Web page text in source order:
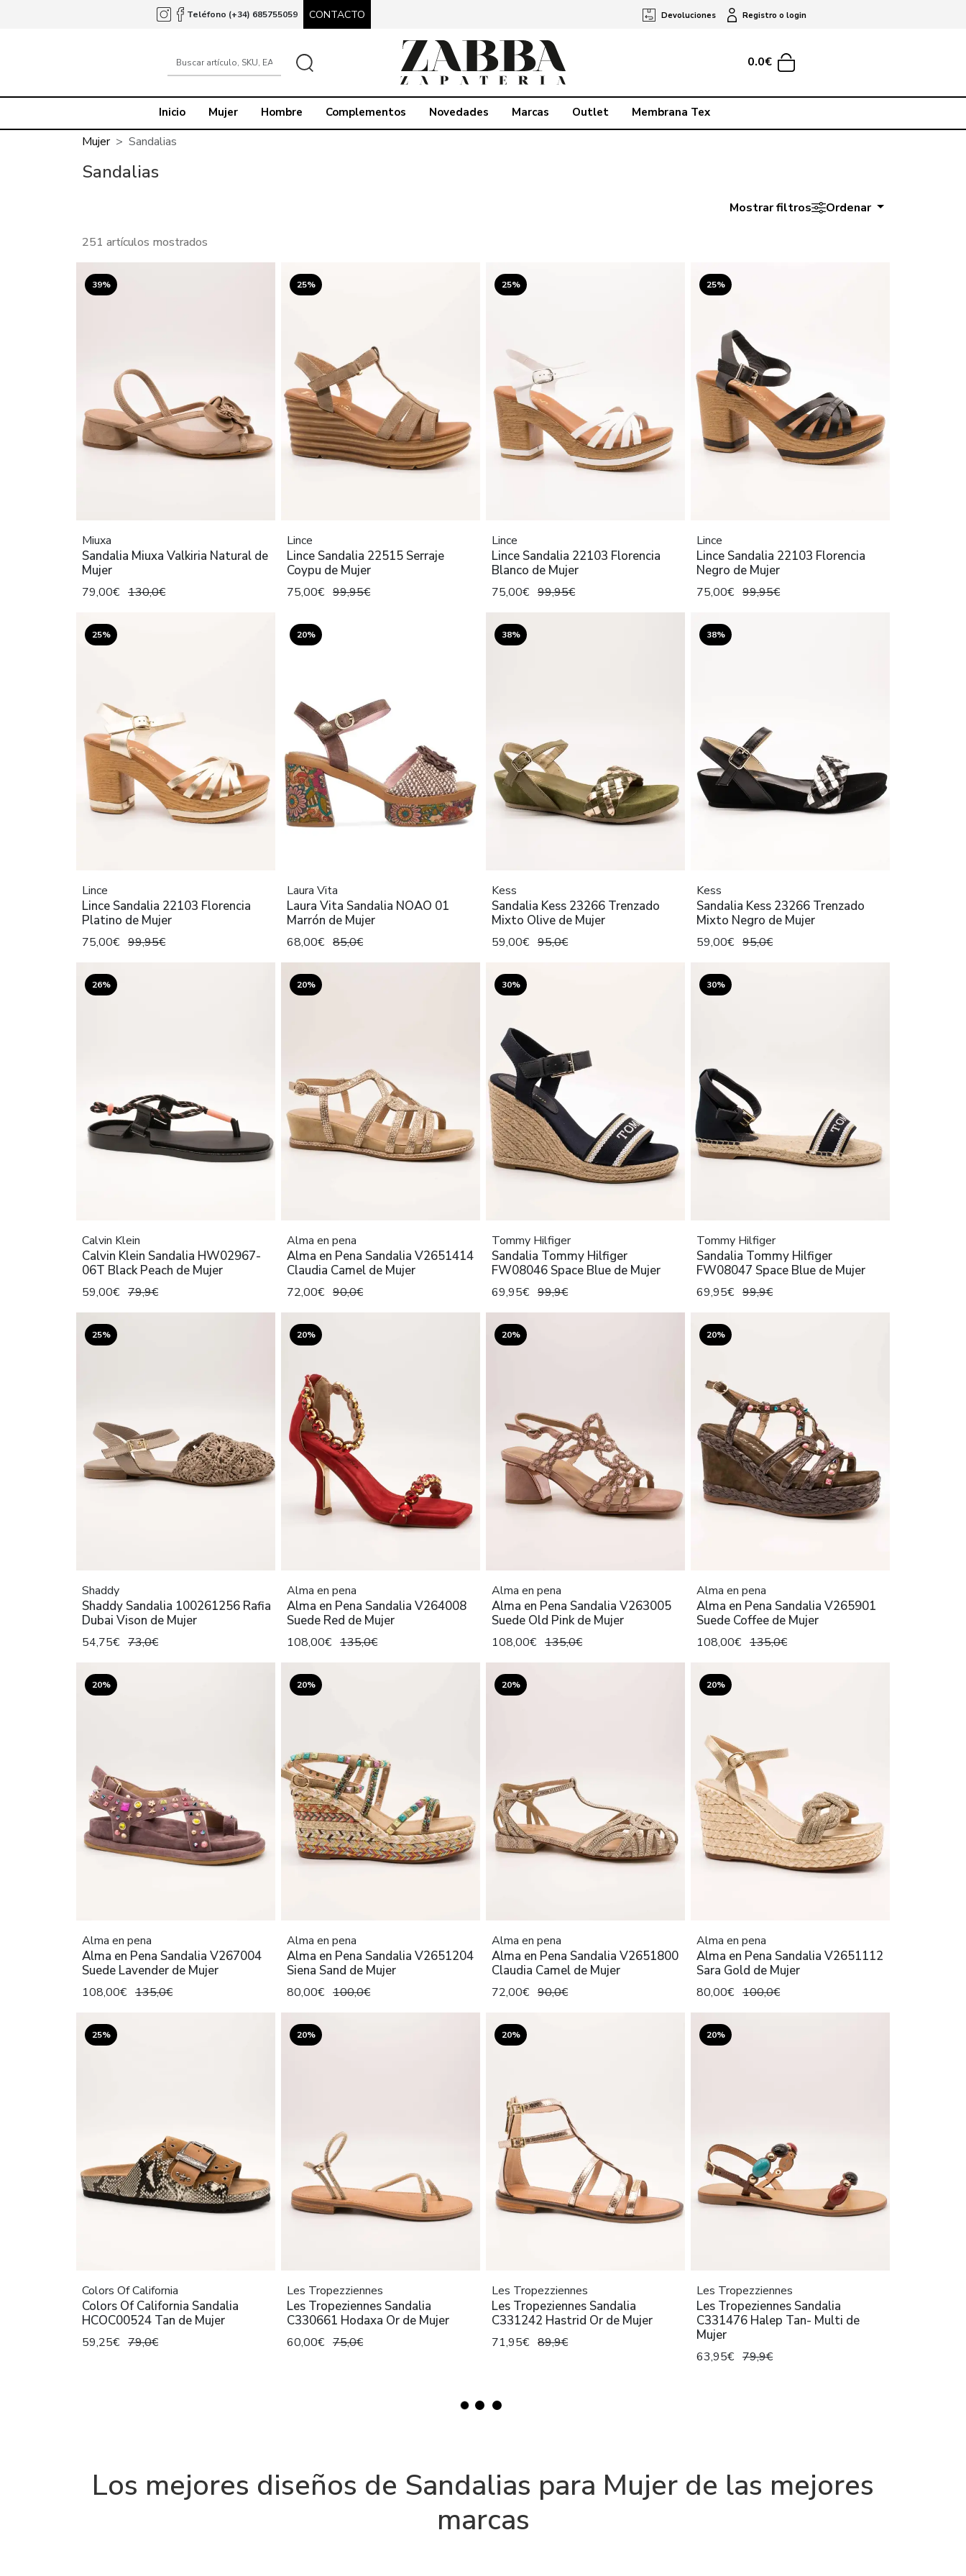
Teléfono (+34) 685755059 CONTACTO Devoluciones Registro o login
0.0€
Inicio Mujer Hombre Complementos Novedades Marcas Outlet Membrana Tex
Mujer Sandalias
Sandalias
Mostrar filtros Ordenar
251 artículos mostrados
39%
Miuxa
Sandalia Miuxa Valkiria Natural de
Mujer
79,00€ 130,0€
25%
Lince
Lince Sandalia 22515 Serraje
Coypu de Mujer
75,00€ 99,95€
25%
Lince
Lince Sandalia 22103 Florencia
Blanco de Mujer
75,00€ 99,95€
25%
Lince
Lince Sandalia 22103 Florencia
Negro de Mujer
75,00€ 99,95€
25%
Lince
Lince Sandalia 22103 Florencia
Platino de Mujer
75,00€ 99,95€
20%
Laura Vita
Laura Vita Sandalia NOAO 01
Marrón de Mujer
68,00€ 85,0€
38%
Kess
Sandalia Kess 23266 Trenzado
Mixto Olive de Mujer
59,00€ 95,0€
38%
Kess
Sandalia Kess 23266 Trenzado
Mixto Negro de Mujer
59,00€ 95,0€
26%
Calvin Klein
Calvin Klein Sandalia HW02967-
06T Black Peach de Mujer
59,00€ 79,9€
20%
Alma en pena
Alma en Pena Sandalia V2651414
Claudia Camel de Mujer
72,00€ 90,0€
30%
Tommy Hilfiger
Sandalia Tommy Hilfiger
FW08046 Space Blue de Mujer
69,95€ 99,9€
30%
Tommy Hilfiger
Sandalia Tommy Hilfiger
FW08047 Space Blue de Mujer
69,95€ 99,9€
25%
Shaddy
Shaddy Sandalia 100261256 Rafia
Dubai Vison de Mujer
54,75€ 73,0€
20%
Alma en pena
Alma en Pena Sandalia V264008
Suede Red de Mujer
108,00€ 135,0€
20%
Alma en pena
Alma en Pena Sandalia V263005
Suede Old Pink de Mujer
108,00€ 135,0€
20%
Alma en pena
Alma en Pena Sandalia V265901
Suede Coffee de Mujer
108,00€ 135,0€
20%
Alma en pena
Alma en Pena Sandalia V267004
Suede Lavender de Mujer
108,00€ 135,0€
20%
Alma en pena
Alma en Pena Sandalia V2651204
Siena Sand de Mujer
80,00€ 100,0€
20%
Alma en pena
Alma en Pena Sandalia V2651800
Claudia Camel de Mujer
72,00€ 90,0€
20%
Alma en pena
Alma en Pena Sandalia V2651112
Sara Gold de Mujer
80,00€ 100,0€
25%
Colors Of California
Colors Of California Sandalia
HCOC00524 Tan de Mujer
59,25€ 79,0€
20%
Les Tropezziennes
Les Tropeziennes Sandalia
C330661 Hodaxa Or de Mujer
60,00€ 75,0€
20%
Les Tropezziennes
Les Tropeziennes Sandalia
C331242 Hastrid Or de Mujer
71,95€ 89,9€
20%
Les Tropezziennes
Les Tropeziennes Sandalia
C331476 Halep Tan- Multi de
Mujer
63,95€ 79,9€
Los mejores diseños de Sandalias para Mujer de las mejores
marcas